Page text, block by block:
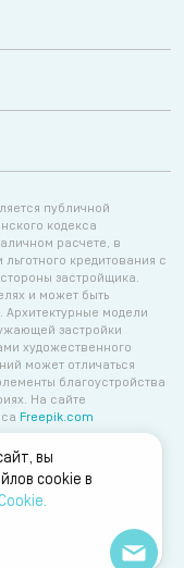
вы
cookie в
публичной
кодекса
расчете, в
кредитования с
застройщика.
и может быть
Архитектурные модели
застройки
художественного
может отличаться
благоустройства
На сайте
Freepik.com